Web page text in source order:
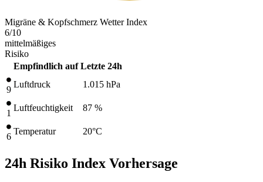
Migräne & Kopfschmerz Wetter Index
6/10
mittelmäßiges
Risiko
Empfindlich auf Letzte 24h
9
Luftdruck 1.015 hPa
1
Luftfeuchtigkeit 87 %
6
Temperatur 20°C
24h Risiko Index Vorhersage